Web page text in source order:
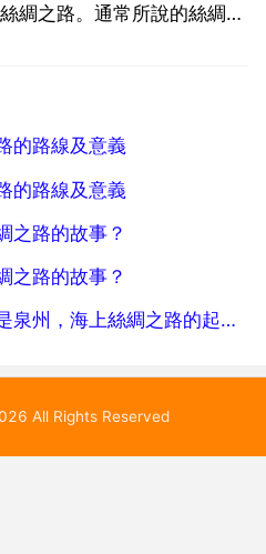
綢之路。通常所說的絲綢之
路口，是東西方文化交流
的路線及意義
的路線及意義
之路的故事？
之路的故事？
海上絲綢之路的起點城市是泉州，海上絲綢之路的起點是泉州還是廣州？
All Rights Reserved